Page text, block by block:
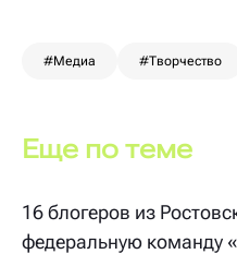
#Медиа #Творчество
Еще по теме
16 блогеров из
федеральную команду